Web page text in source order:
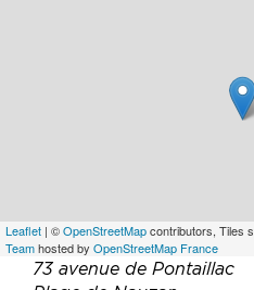
Leaflet | ©OpenStreetMapcontributors, Tiles
Teamhosted by OpenStreetMap France
73 avenue de Pontaillac